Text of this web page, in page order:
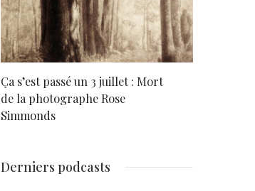
Ça s’est passé un 3 juillet : Mort
de la photographe Rose
Simmonds
Derniers podcasts